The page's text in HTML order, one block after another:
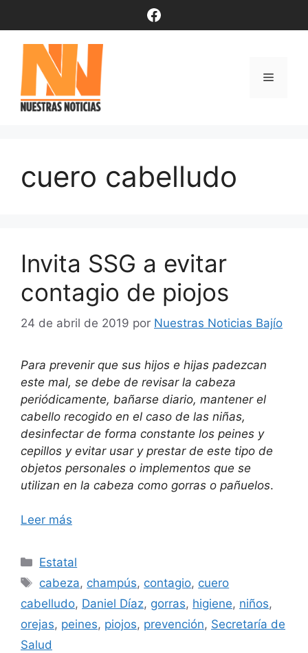
contenido
Facebook
Menú
cuero cabelludo
Invita SSG a evitar
contagio de piojos
24 de abril de 2019 por Nuestras Noticias Bajío
Para prevenir que sus hijos e hijas padezcan
este mal, se debe de revisar la cabeza
periódicamente, bañarse diario, mantener el
cabello recogido en el caso de las niñas,
desinfectar de forma constante los peines y
cepillos y evitar usar y prestar de este tipo de
objetos personales o implementos que se
utilizan en la cabeza como gorras o pañuelos.
Leer más
Categorías
Estatal
Etiquetas
cabeza, champús, contagio, cuero
cabelludo, Daniel Díaz, gorras, higiene, niños,
orejas, peines, piojos, prevención, Secretaría de
Salud